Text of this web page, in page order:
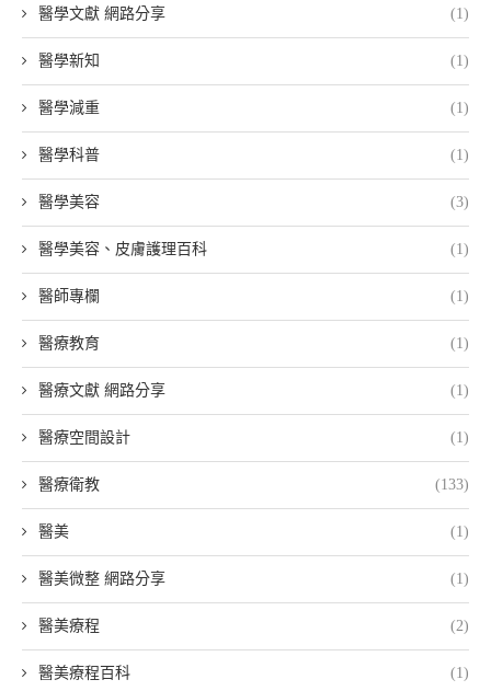
醫學文獻 網路分享 (1)
醫學新知 (1)
醫學減重 (1)
醫學科普 (1)
醫學美容 (3)
醫學美容、皮膚護理百科 (1)
醫師專欄 (1)
醫療教育 (1)
醫療文獻 網路分享 (1)
醫療空間設計 (1)
醫療衛教 (133)
醫美 (1)
醫美微整 網路分享 (1)
醫美療程 (2)
醫美療程百科 (1)